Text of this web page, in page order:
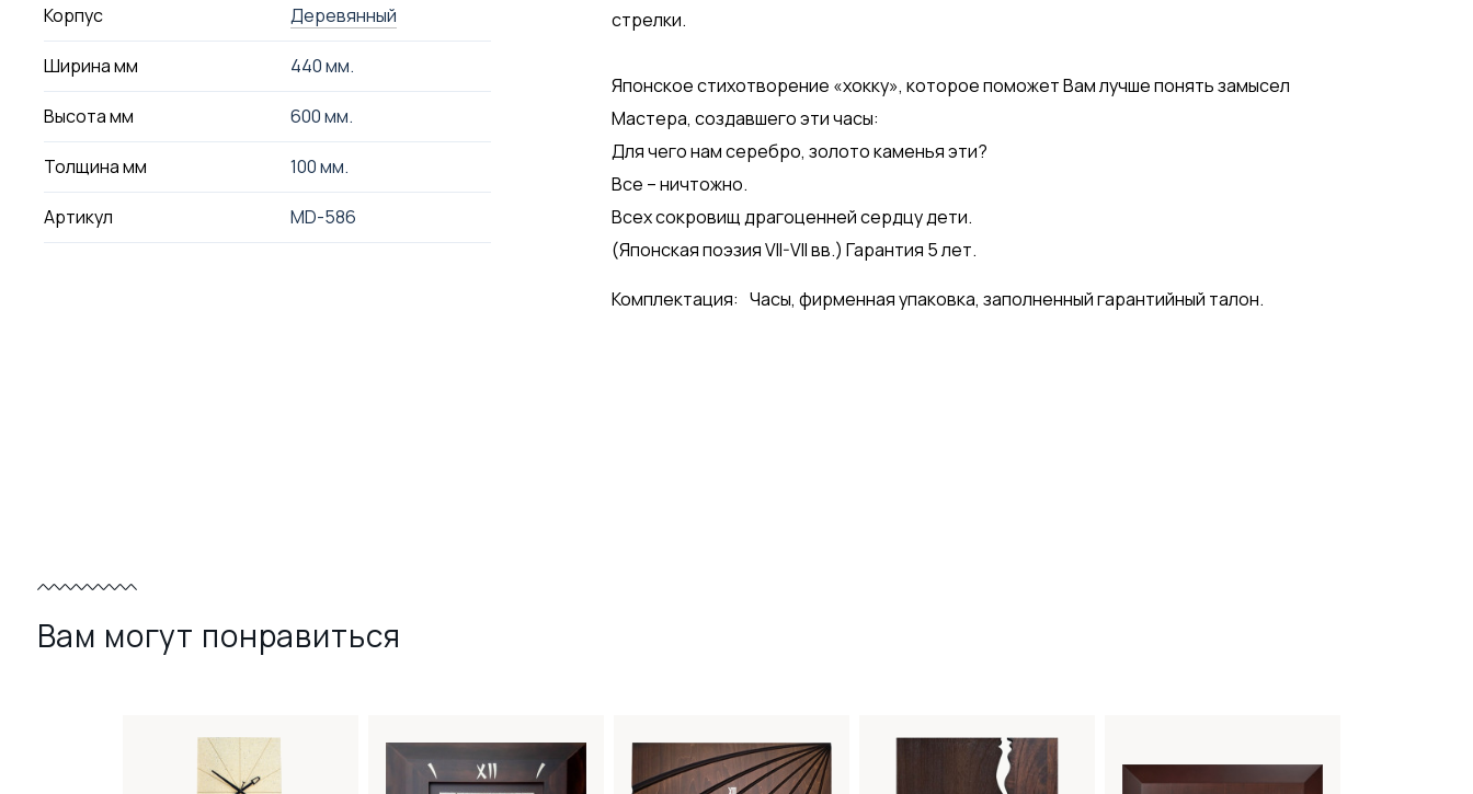
Корпус Деревянный
Ширина мм 440 мм.
Высота мм 600 мм.
Толщина мм 100 мм.
Артикул MD-586
стрелки.
Японское стихотворение «хокку», которое поможет Вам лучше понять замысел
Мастера, создавшего эти часы:
Для чего нам серебро, золото каменья эти?
Все – ничтожно.
Всех сокровищ драгоценней сердцу дети.
(Японская поэзия VII-VII вв.) Гарантия 5 лет.
Комплектация: Часы, фирменная упаковка, заполненный гарантийный талон.
Вам могут понравиться